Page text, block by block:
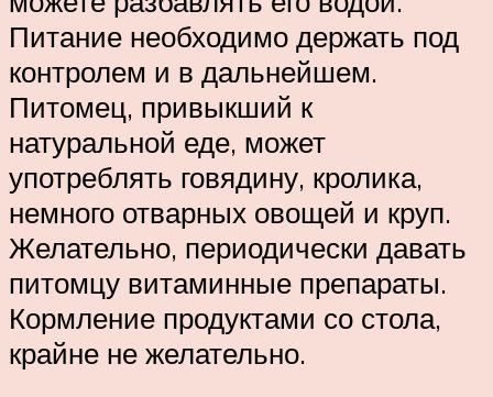
Питание необходимо держать под
контролем и в дальнейшем.
Питомец, привыкший к
натуральной еде, может
употреблять говядину, кролика,
немного отварных овощей и круп.
Желательно, периодически давать
питомцу витаминные препараты.
Кормление продуктами со стола,
крайне не желательно.